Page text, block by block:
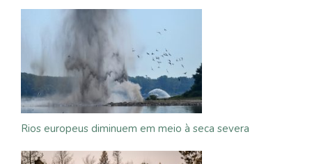
Rios europeus diminuem em meio à seca severa